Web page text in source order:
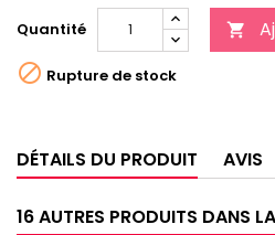
Quantité 
 Rupture de stock
DÉTAILS DU PRODUIT AVIS
16 AUTRES PRODUITS DANS